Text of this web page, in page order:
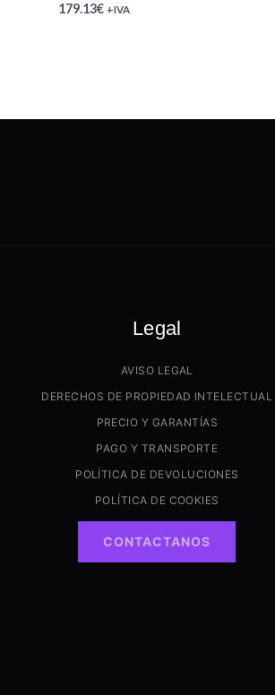
179.13€ +IVA
Legal
AVISO LEGAL
DERECHOS DE PROPIEDAD INTELECTUAL
PRECIO Y GARANTÍAS
PAGO Y TRANSPORTE
POLÍTICA DE DEVOLUCIONES
POLÍTICA DE COOKIES
CONTACTANOS